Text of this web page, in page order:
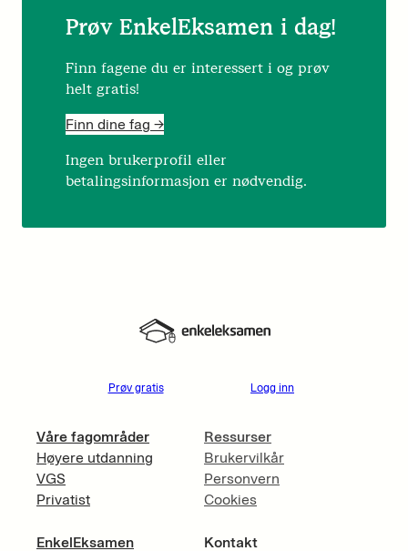
Prøv EnkelEksamen i dag!
Finn fagene du er interessert i og prøv
helt gratis!
Finn dine fag ->
Ingen brukerprofil eller
betalingsinformasjon er nødvendig.
Prøv gratis Logg inn
Våre fagområder
Høyere utdanning
VGS
Privatist
EnkelEksamen
Ressurser
Brukervilkår
Personvern
Cookies
Kontakt